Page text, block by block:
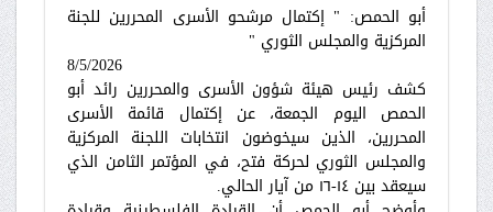
أبو الحمص: " إكتمال مرشحو الأسرى المحررين للجنة
المركزية والمجلس الثوري "
8/5/2026
كشف رئيس هيئة شؤون الأسرى والمحررين رائد أبو
الحمص اليوم الجمعة، عن إكتمال قائمة الأسرى
المحررين، الذين سيخوضون انتخابات اللجنة المركزية
والمجلس الثوري لحركة فتح، في المؤتمر الثامن الذي
سيعقد بين ١٤-١٦ من آيار الحالي.